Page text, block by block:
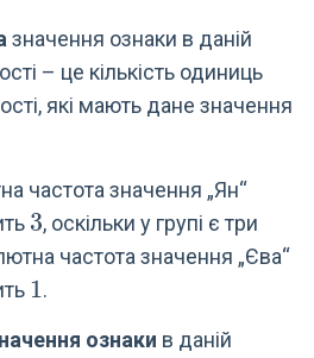
значення ознаки в даній
– це кількість одиниць
які мають дане значення
частота значення „Ян“
3
3, оскільки у групі є три
частота значення „Єва“
1
1.
ознаки в даній